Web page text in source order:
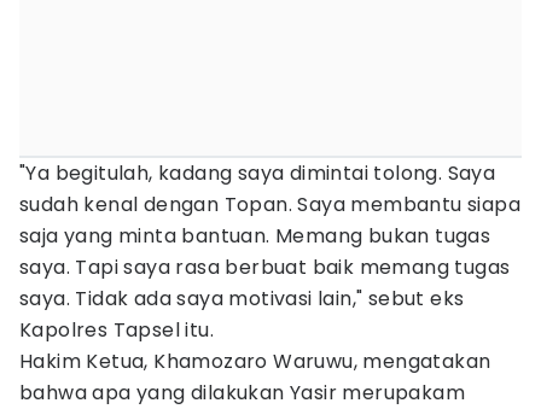
"Ya begitulah, kadang saya dimintai tolong. Saya
sudah kenal dengan Topan. Saya membantu siapa
saja yang minta bantuan. Memang bukan tugas
saya. Tapi saya rasa berbuat baik memang tugas
saya. Tidak ada saya motivasi lain," sebut eks
Kapolres Tapsel itu.
Hakim Ketua, Khamozaro Waruwu, mengatakan
bahwa apa yang dilakukan Yasir merupakam